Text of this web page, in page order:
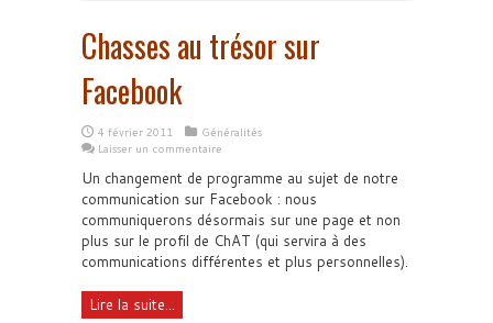
Chasses au trésor sur
Facebook
4 février 2011
Généralités
Laisser un commentaire
Un changement de programme au sujet de notre
communication sur Facebook : nous
communiquerons désormais sur une page et non
plus sur le profil de ChAT (qui servira à des
communications différentes et plus personnelles).
Lire la suite...